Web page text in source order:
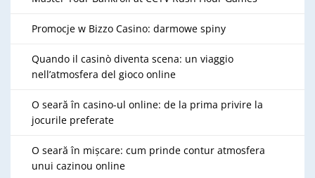
Promocje w Bizzo Casino: darmowe spiny
Quando il casinò diventa scena: un viaggio
nell’atmosfera del gioco online
O seară în casino-ul online: de la prima privire la
jocurile preferate
O seară în mișcare: cum prinde contur atmosfera
unui cazinou online